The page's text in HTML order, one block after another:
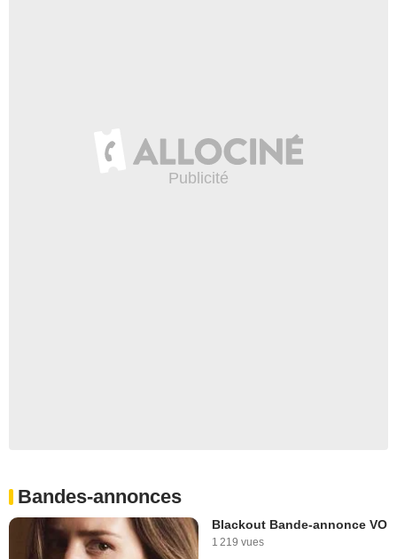
Bandes-annonces
Blackout Bande-annonce VO
1 219 vues